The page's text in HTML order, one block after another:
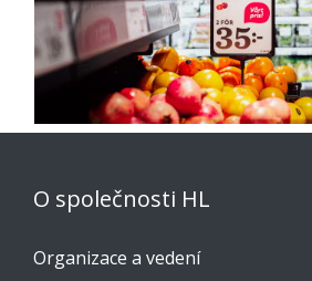
O společnosti HL
Organizace a vedení